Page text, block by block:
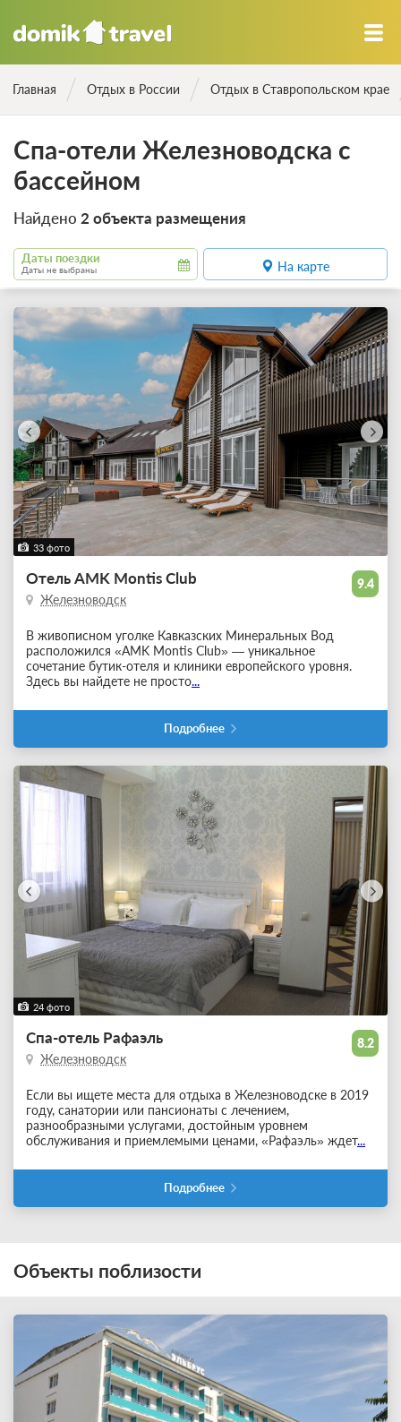
Главная Отдых в России Отдых в Ставропольском крае
Спа-отели Железноводска с
бассейном
Найдено 2 объекта размещения
Даты поездки
Даты не выбраны На карте
33 фото
9.4
Отель AMK Montis Club
Железноводск
В живописном уголке Кавказских Минеральных Вод
расположился «AMK Montis Club» — уникальное
сочетание бутик-отеля и клиники европейского уровня.
Здесь вы найдете не просто...
Подробнее
24 фото
8.2
Спа-отель Рафаэль
Железноводск
Если вы ищете места для отдыха в Железноводске в 2019
году, санатории или пансионаты с лечением,
разнообразными услугами, достойным уровнем
обслуживания и приемлемыми ценами, «Рафаэль» ждет...
Подробнее
Объекты поблизости